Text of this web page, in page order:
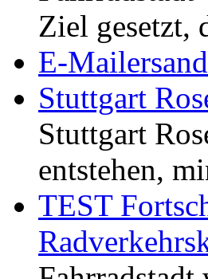
Ziel gesetzt,
E-
Stuttgart
Stuttgart
entstehen,
TEST